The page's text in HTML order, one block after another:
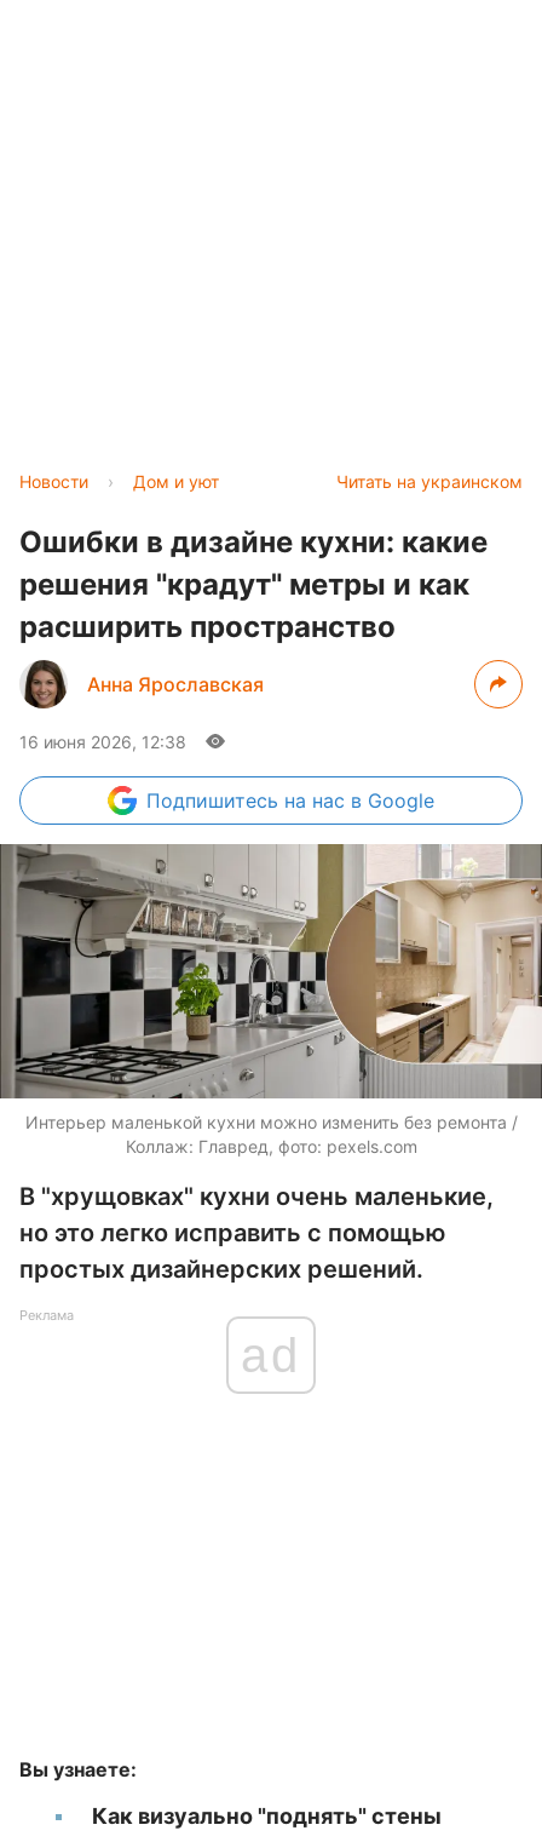
Читать на украинском
Новости › Дом и уют
Ошибки в дизайне кухни: какие
решения "крадут" метры и как
расширить пространство
Анна Ярославская
16 июня 2026, 12:38
Подпишитесь на нас в Google
Интерьер маленькой кухни можно изменить без ремонта /
Коллаж: Главред, фото: pexels.com
В "хрущовках" кухни очень маленькие,
но это легко исправить с помощью
простых дизайнерских решений.
Реклама
ad
Вы узнаете:
Как визуально "поднять" стены